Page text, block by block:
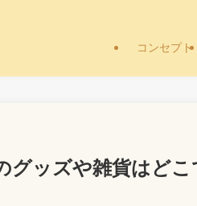
コンセプト
グッズや雑貨はど